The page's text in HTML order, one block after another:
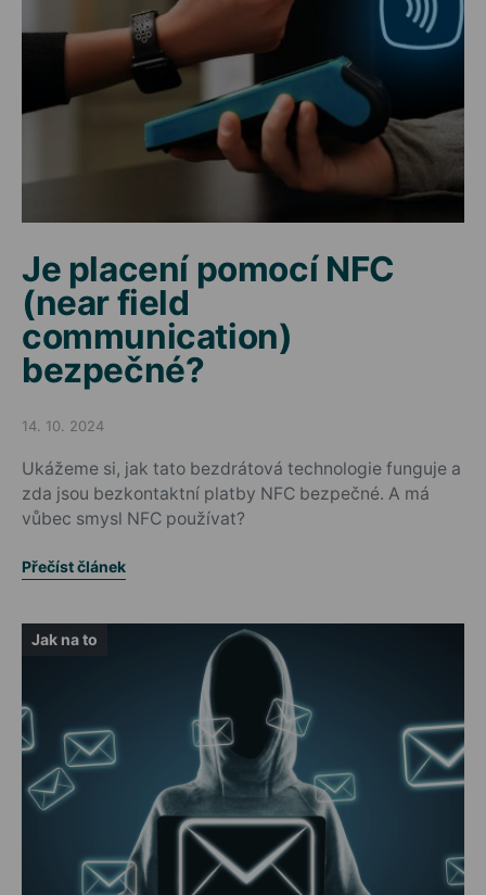
Je placení pomocí NFC
(near field
communication)
bezpečné?
Posted on
14. 10. 2024
Ukážeme si, jak tato bezdrátová technologie funguje a
zda jsou bezkontaktní platby NFC bezpečné. A má
vůbec smysl NFC používat?
Přečíst článek
Jak na to